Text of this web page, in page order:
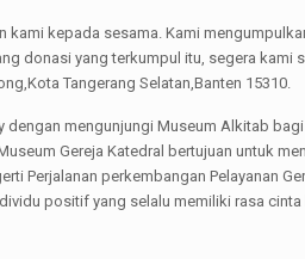
kepada sesama. Kami
donasi yang terkumpul itu, segera
Tangerang Selatan,Banten 15310.
mengunjungi Museum Alkitab
Gereja Katedral bertujuan untuk
Perjalanan perkembangan Pelayanan
positif yang selalu memiliki rasa